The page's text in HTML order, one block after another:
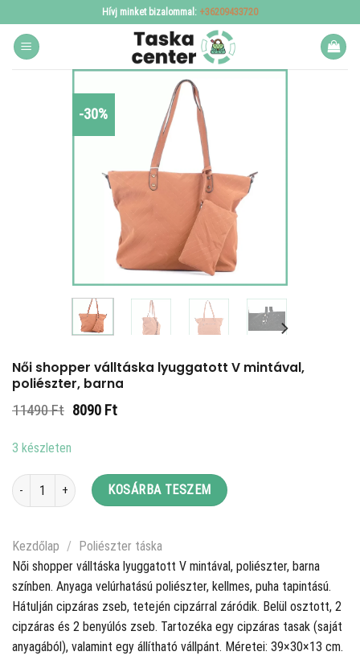
to
content
Hívj minket bizalommal: +36209433720
-30%
Női shopper válltáska lyuggatott V mintával,
poliészter, barna
11490Ft Original
8090 FtCurrent
3 készleten
Női shopper válltáska lyuggatott V mintával, poliészter, barna mennyiség
KOSÁRBA TESZEM
Kezdőlap /
Poliészter táska
Női shopper válltáska lyuggatott V mintával, poliészter, barna
színben. Anyaga velúrhatású poliészter, kellmes, puha tapintású.
Hátulján cipzáras zseb, tetején cipzárral záródik. Belül osztott, 2
cipzáras és 2 benyúlós zseb. Tartozéka egy cipzáras tasak (saját
anyagából), valamint egy állítható vállpánt. Méretei: 39×30×13 cm.